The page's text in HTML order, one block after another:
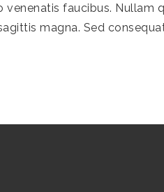
faucibus. Nullam
magna. Sed